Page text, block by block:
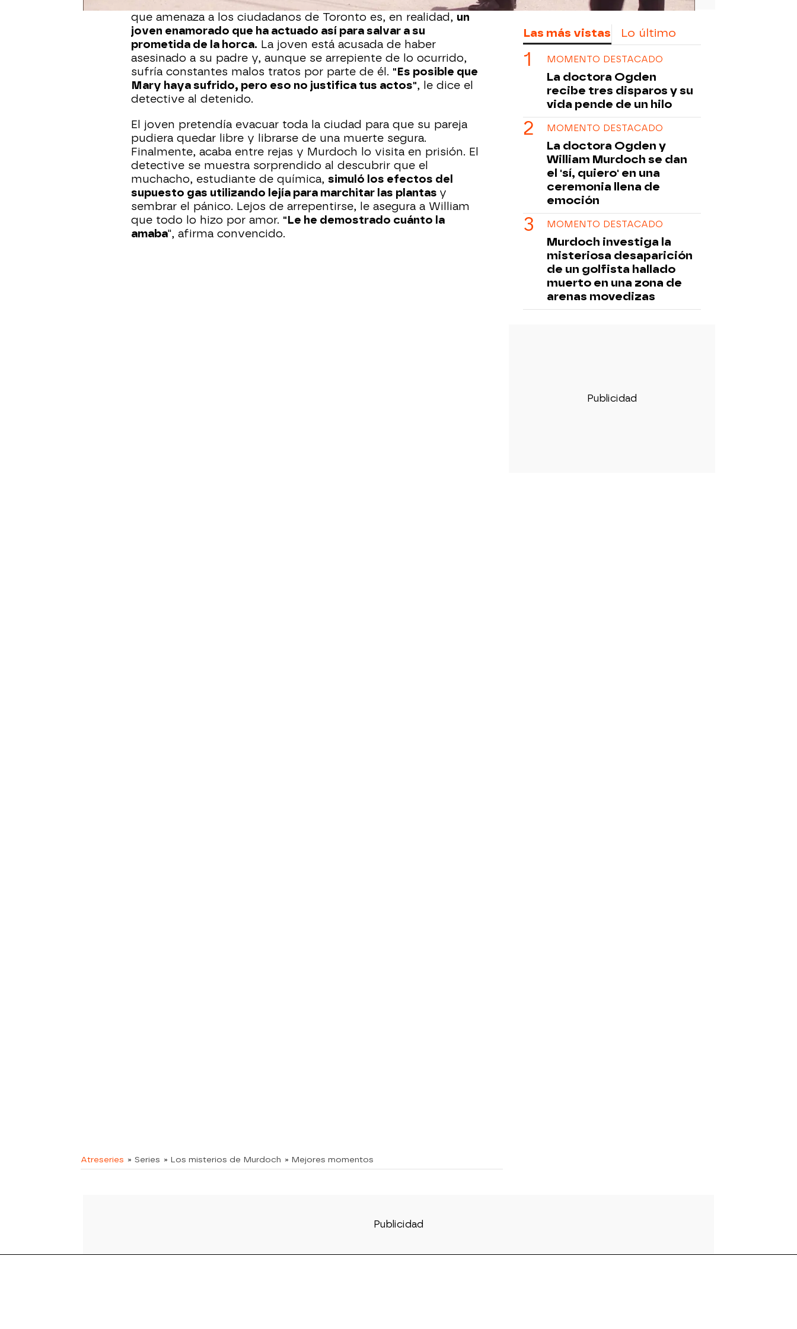
Al final de la investigación, William descubre que la persona
que amenaza a los ciudadanos de Toronto es, en realidad, un
joven enamorado que ha actuado así para salvar a su
prometida de la horca. La joven está acusada de haber
asesinado a su padre y, aunque se arrepiente de lo ocurrido,
sufría constantes malos tratos por parte de él. "Es posible que
Mary haya sufrido, pero eso no justifica tus actos", le dice el
detective al detenido.
El joven pretendía evacuar toda la ciudad para que su pareja
pudiera quedar libre y librarse de una muerte segura.
Finalmente, acaba entre rejas y Murdoch lo visita en prisión. El
detective se muestra sorprendido al descubrir que el
muchacho, estudiante de química, simuló los efectos del
supuesto gas utilizando lejía para marchitar las plantas y
sembrar el pánico. Lejos de arrepentirse, le asegura a William
que todo lo hizo por amor. "Le he demostrado cuánto la
amaba", afirma convencido.
Atreseries » Series » Los misterios de Murdoch » Mejores momentos
Las más vistas Lo último
MOMENTO DESTACADO
La doctora Ogden
recibe tres disparos y su
vida pende de un hilo
MOMENTO DESTACADO
La doctora Ogden y
William Murdoch se dan
el 'sí, quiero' en una
ceremonia llena de
emoción
MOMENTO DESTACADO
Murdoch investiga la
misteriosa desaparición
de un golfista hallado
muerto en una zona de
arenas movedizas